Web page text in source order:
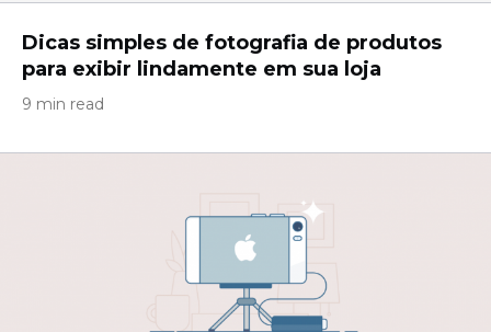
Dicas simples de fotografia de produtos
para exibir lindamente em sua loja
9 min read